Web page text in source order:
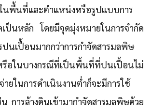
พื้นที่และตำแหน่งหรือรูปแบบการ
เป็นหลัก โดยมีจุดมุ่งหมายในการจำกัด
นเปื้อนมากกว่าการกำจัดสารมลพิษ
อในบางกรณีที่เป็นพื้นที่ที่ปนเปื้อนไม่
ายในการดำเนินงานต่ำก็จะมีการใช้
การล้างดินเข้ามากำจัดสารมลพิษด้วย